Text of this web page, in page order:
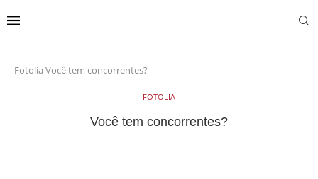
Fotolia Você tem concorrentes?
FOTOLIA
Você tem concorrentes?